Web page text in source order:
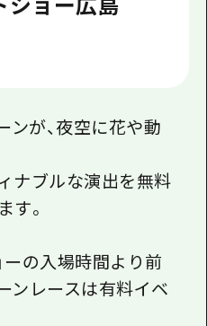
を動画でご紹介！
ロード
ンが、夜空に花や動
ナブルな演出を無料
す。
ーの入場時間より前
ンレースは有料イベ